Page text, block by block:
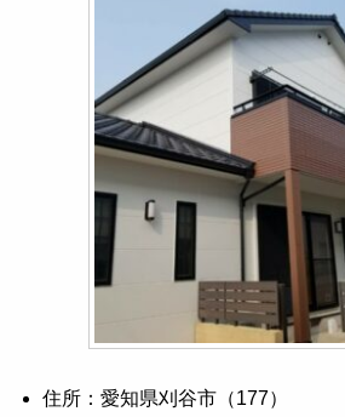
住所：愛知県刈谷市（177）